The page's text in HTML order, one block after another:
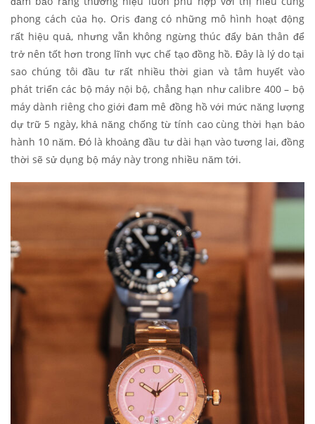
phong cách của họ. Oris đang có những mô hình hoạt động
rất hiệu quả, nhưng vẫn không ngừng thúc đẩy bản thân để
trở nên tốt hơn trong lĩnh vực chế tạo đồng hồ. Đây là lý do tại
sao chúng tôi đầu tư rất nhiều thời gian và tâm huyết vào
phát triển các bộ máy nội bộ, chẳng hạn như calibre 400 – bộ
máy dành riêng cho giới đam mê đồng hồ với mức năng lượng
dự trữ 5 ngày, khả năng chống từ tính cao cùng thời hạn bảo
hành 10 năm. Đó là khoảng đầu tư dài hạn vào tương lai, đồng
thời sẽ sử dụng bộ máy này trong nhiều năm tới.